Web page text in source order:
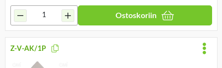
Ostoskoriin
Z-V-AK/1P